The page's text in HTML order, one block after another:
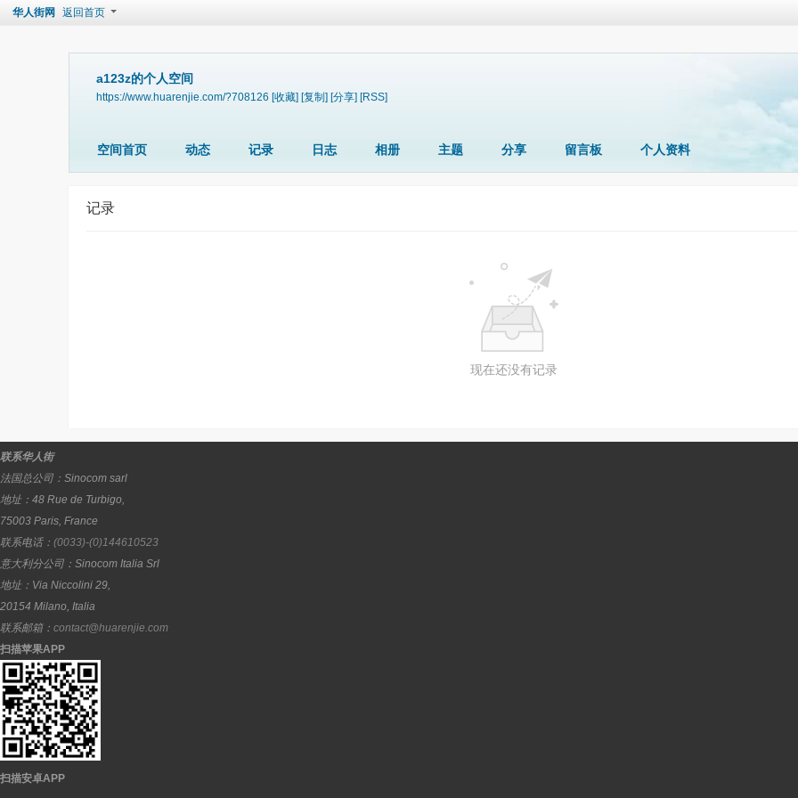
华人街网 返回首页
a123z的个人空间
https://www.huarenjie.com/?708126 [收藏] [复制] [分享] [RSS]
空间首页 动态 记录 日志 相册 主题 分享 留言板 个人资料
记录
现在还没有记录
联系华人街
法国总公司： Sinocom sarl
地址： 48 Rue de Turbigo,
75003 Paris, France
联系电话： (0033)-(0)144610523
意大利分公司： Sinocom Italia Srl
地址： Via Niccolini 29,
20154 Milano, Italia
联系邮箱： contact@huarenjie.com
扫描苹果APP
扫描安卓APP